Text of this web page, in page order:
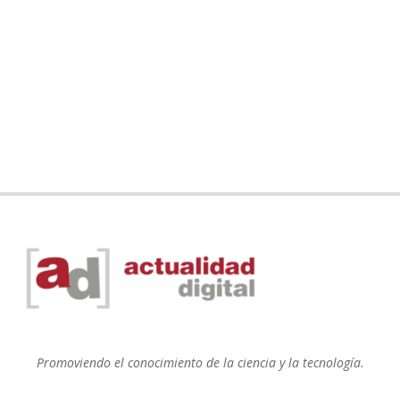
Promoviendo el conocimiento de la ciencia y la tecnología.